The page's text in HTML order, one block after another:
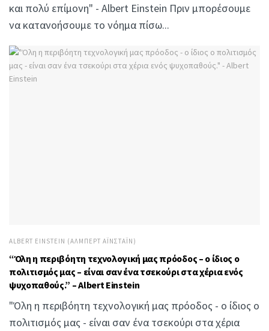
και πολύ επίμονη" - Albert Einstein Πριν μπορέσουμε
να κατανοήσουμε το νόημα πίσω...
ALBERT EINSTEIN (ΆΛΜΠΕΡΤ ΑΪΝΣΤΆΙΝ)
“Όλη η περιβόητη τεχνολογική μας πρόοδος – ο ίδιος ο
πολιτισμός μας – είναι σαν ένα τσεκούρι στα χέρια ενός
ψυχοπαθούς.” – Albert Einstein
"Όλη η περιβόητη τεχνολογική μας πρόοδος - ο ίδιος ο
πολιτισμός μας - είναι σαν ένα τσεκούρι στα χέρια